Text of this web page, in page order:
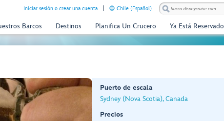
Iniciar sesión o crear una cuenta Chile (Español)
Barcos Destinos Planifica Un Crucero Ya Está Reservado
Puerto de escala
Sydney (Nova Scotia), Canada
Precios